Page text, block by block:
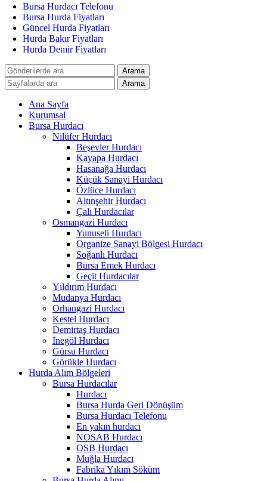
Bursa Hurdacı Telefonu
Bursa Hurda Fiyatları
Güncel Hurda Fiyatları
Hurda Bakır Fiyatları
Hurda Demir Fiyatları
Arama
Arama
Ana Sayfa
Kurumsal
Bursa Hurdacı
Nilüfer Hurdacı
Beşevler Hurdacı
Kayapa Hurdacı
Hasanağa Hurdacı
Küçük Sanayi Hurdacı
Özlüce Hurdacı
Altınşehir Hurdacı
Çalı Hurdacılar
Osmangazi Hurdacı
Yunuseli Hurdacı
Organize Sanayi Bölgesi Hurdacı
Soğanlı Hurdacı
Bursa Emek Hurdacı
Geçit Hurdacılar
Yıldırım Hurdacı
Mudanya Hurdacı
Orhangazi Hurdacı
Kestel Hurdacı
Demirtaş Hurdacı
İnegöl Hurdacı
Gürsu Hurdacı
Görükle Hurdacı
Hurda Alım Bölgeleri
Bursa Hurdacılar
Hurdacı
Bursa Hurda Geri Dönüşüm
Bursa Hurdacı Telefonu
En yakın hurdacı
NOSAB Hurdacı
OSB Hurdacı
Muğla Hurdacı
Fabrika Yıkım Söküm